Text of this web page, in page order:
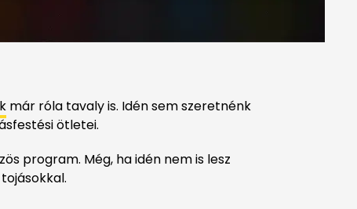
már róla tavaly is. Idén sem szeretnénk
ötletei.
program. Még, ha idén nem is lesz